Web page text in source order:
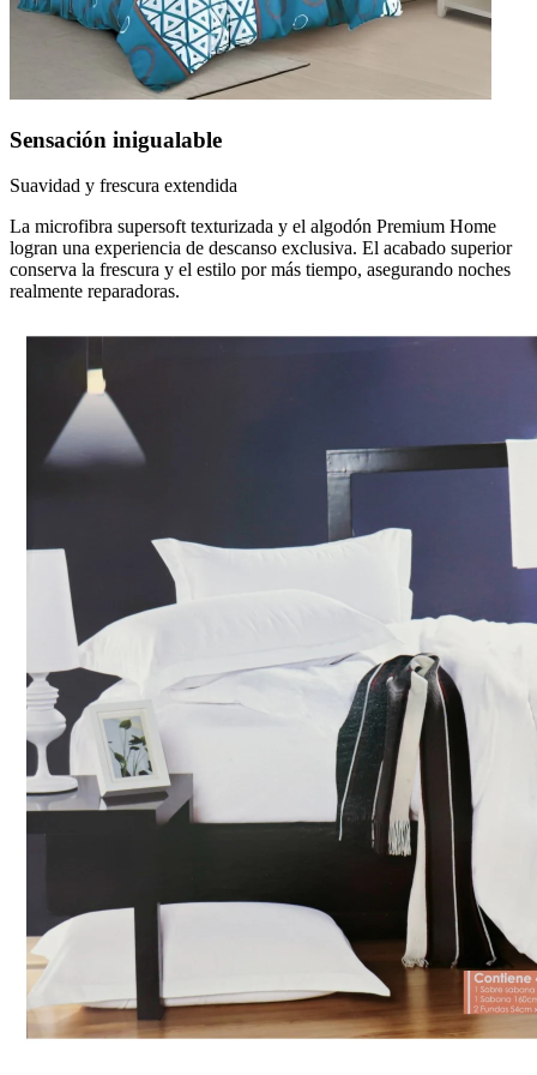
Sensación inigualable
Suavidad y frescura extendida
La microfibra supersoft texturizada y el algodón Premium Home
logran una experiencia de descanso exclusiva. El acabado superior
conserva la frescura y el estilo por más tiempo, asegurando noches
realmente reparadoras.